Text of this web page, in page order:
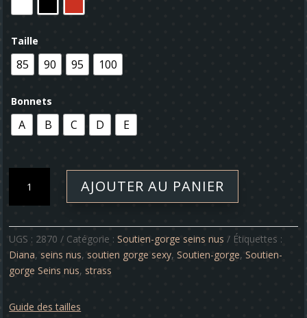
Taille
85 90 95 100
Bonnets
A B C D E
Soutien-
-
Diana
AJOUTER AU PANIER
UGS : 2870 Catégorie :Soutien-gorge seins nus
Étiquettes :
Diana, seins nus, soutien gorge sexy,Soutien-gorge,Soutien-
gorge Seins nus, strass
Guide des tailles